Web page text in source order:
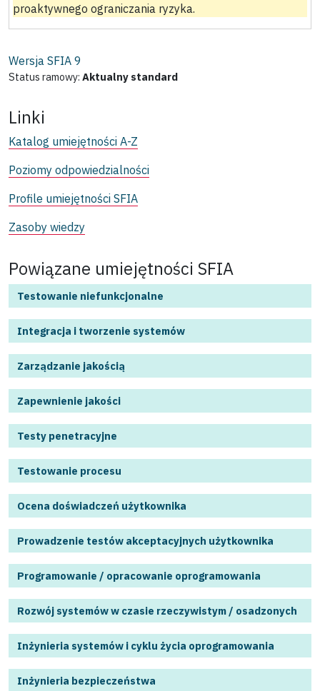
proaktywnego ograniczania ryzyka.
Wersja SFIA 9
Status ramowy: Aktualny standard
Linki
Katalog umiejętności A-Z
Poziomy odpowiedzialności
Profile umiejętności SFIA
Zasoby wiedzy
Powiązane umiejętności SFIA
Testowanie niefunkcjonalne
Integracja i tworzenie systemów
Zarządzanie jakością
Zapewnienie jakości
Testy penetracyjne
Testowanie procesu
Ocena doświadczeń użytkownika
Prowadzenie testów akceptacyjnych użytkownika
Programowanie / opracowanie oprogramowania
Rozwój systemów w czasie rzeczywistym / osadzonych
Inżynieria systemów i cyklu życia oprogramowania
Inżynieria bezpieczeństwa